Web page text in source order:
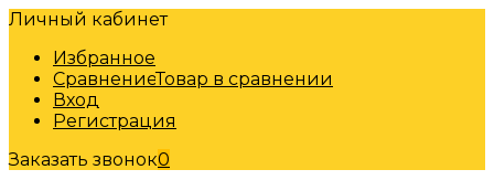
Личный кабинет
Избранное
СравнениеТовар в сравнении
Вход
Регистрация
Заказать звонок0